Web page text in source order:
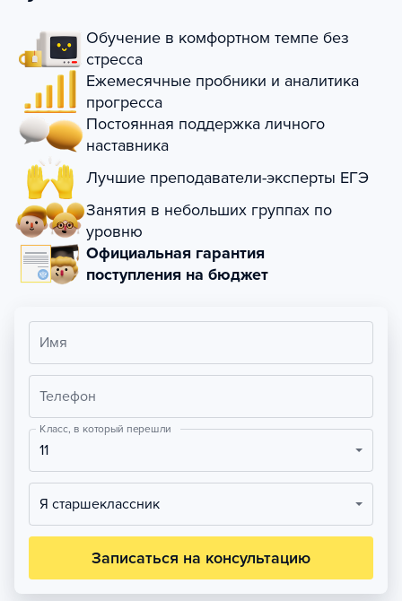
Обучение в комфортном темпе без
стресса
Ежемесячные пробники и аналитика
прогресса
Постоянная поддержка личного
наставника
Лучшие преподаватели-эксперты ЕГЭ
Занятия в небольших группах по
уровню
Официальная гарантия
поступления на бюджет
Имя
Телефон
Класс, в который перешли
11
Я старшеклассник
Записаться на консультацию